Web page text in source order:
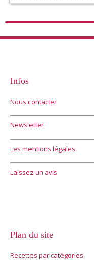
Infos
Nous contacter
Newsletter
Les mentions légales
Laissez un avis
Plan du site
Recettes par catégories